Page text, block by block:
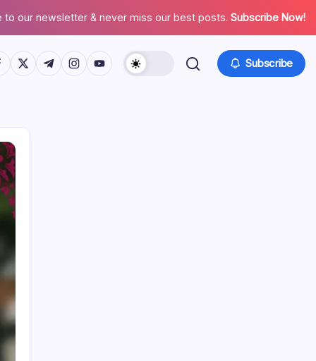
to our newsletter & never miss our best posts. Subscribe Now!
www.facebook.com/
https://twitter.com/
https://t.me/
https://www.instagram.com/
https://youtube.com/ Subscribe